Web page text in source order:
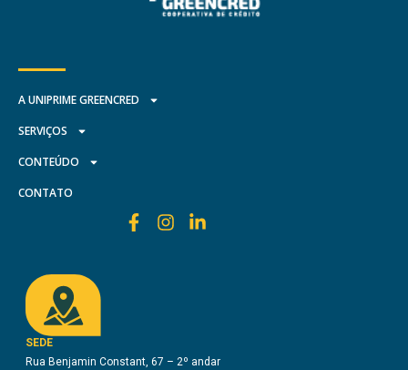
A UNIPRIME GREENCRED
SERVIÇOS
CONTEÚDO
CONTATO
SEDE
Rua Benjamin Constant, 67 – 2º andar